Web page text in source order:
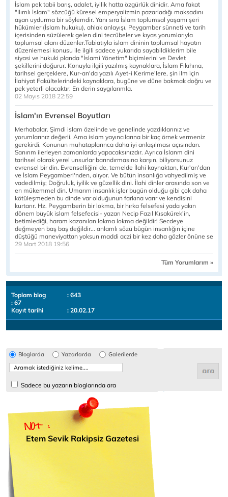
İslam pek tabii barış, adalet, iyilik hatta özgürlük dinidir. Ama fakat
"Ilımlı İslam" sözcüğü küresel emperyalizmin pazarladığı maksadını
aşan uydurma bir söylemdir. Yanı sıra İslam toplumsal yaşamı şeri
hükümler (İslam hukuku), ahlak anlayışı, Peygamber sünneti ve tarih
içerisinden süzülerek gelen dini tecrübeler ve kıyas yorumlarıyla
toplumsal alanı düzenler.Tabiatıyla islam dininin toplumsal hayatın
düzenlemesi konusu ile ilgili sadece yukarıda sayabildiklerim bile
siyasi ve hukuki planda "İslami Yönetim" biçimlerini ve Devlet
şekillerini doğurur. Konuyla ilgili yazılmış kaynaklara, İslam Fıkıhına,
tarihsel gerçeklere, Kur-an'da yazılı Ayet-i Kerime'lere, şin ilm için
İlahiyat Fakültelerindeki kaynaklara, bugüne ve düne bakmak doğru ve
pek yeterli olacaktır. En derin saygılarımla.
02 Mayıs 2018 22:59
İslam'ın Evrensel Boyutları
Merhabalar. Şimdi islam özelinde ve genelinde yazdıklarınız ve
yorumlarınız değerli. Ama islam yayıncılarına bir kaç örnek vermeniz
gerekirdi. Konunun muhataplarınca daha iyi anlaşılması açısından.
Sanırım ilerleyen zamanlarda yapacaksınızdır. Ayrıca İslanm dini
tarihsel olarak yerel unsurlar barındırmasına karşın, biliyorsunuz
evrensel bir din. Evrenselliğini de, temelde İlahi kaynaktan, Kur'an'dan
ve İslam Peygamberi'nden, alıyor. Ve bütün insanlığa vahyedilmiş ve
vadedilmiş; Doğruluk, iyilik ve güzellik dini. İlahi dinler arasında son ve
en mükemmel din. Umarım insanlık işler bugün olduğu gibi çok daha
kötüleşmeden bu dinde var olduğunun farkına varır ve kendisini
kurtarır. Hz. Peygamberin bir lokma, bir hırka felsefesi yada yakın
dönem büyük islam felsefecisi- yazarı Necip Fazıl Kısakürek'in,
betimlediği, haram kazanılan lokma lokma değildir! Secdeye
değmeyen baş baş değildir... anlamlı sözü bügün insanlığın içine
düştüğü maneviyattan yoksun maddi aczi bir kez daha gözler önüne se
29 Mart 2018 19:56
Tüm Yorumlarım »
Toplam blog
: 643
: 67
Kayıt tarihi
: 20.02.17
Bloglarda Yazarlarda Galerilerde
Sadece bu yazarın bloglarında ara
Etem Sevik Rakipsiz Gazetesi